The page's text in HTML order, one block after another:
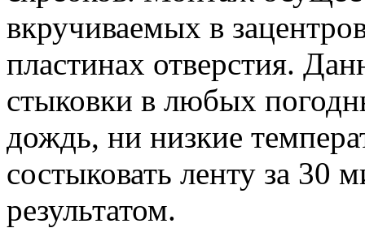
вкручиваемых в
пластинах отверстия.
стыковки в любых
дождь, ни низкие
состыковать ленту за 30
результатом.